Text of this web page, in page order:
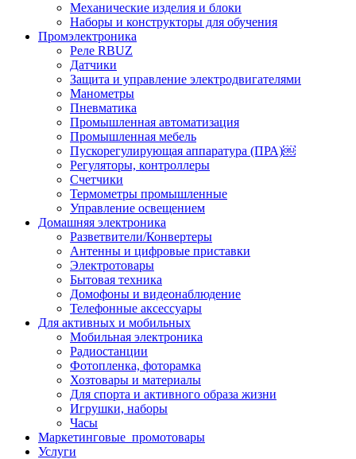
Механические изделия и блоки
Наборы и конструкторы для обучения
Промэлектроника
Реле RBUZ
Датчики
Защита и управление электродвигателями
Манометры
Пневматика
Промышленная автоматизация
Промышленная мебель
Пускорегулирующая аппаратура (ПРА)￼
Регуляторы, контроллеры
Счетчики
Термометры промышленные
Управление освещением
Домашняя электроника
Разветвители/Конвертеры
Антенны и цифровые приставки
Электротовары
Бытовая техника
Домофоны и видеонаблюдение
Телефонные аксессуары
Для активных и мобильных
Мобильная электроника
Радиостанции
Фотопленка, фоторамка
Хозтовары и материалы
Для спорта и активного образа жизни
Игрушки, наборы
Часы
Маркетинговые_промотовары
Услуги